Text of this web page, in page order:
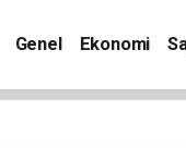
Genel Ekonomi